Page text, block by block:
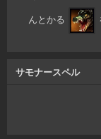
んとかる
サモナースペル